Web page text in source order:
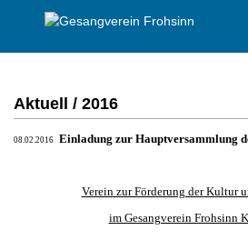
Aktuell / 2016
08.02.2016 Einladung zur Hauptversammlung
Verein zur Förderung derKultur
im Gesangverein Frohsinn